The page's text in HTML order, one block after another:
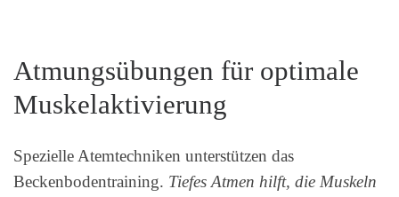
Atmungsübungen für optimale
Muskelaktivierung
Spezielle Atemtechniken unterstützen das
Beckenbodentraining. Tiefes Atmen hilft, die Muskeln